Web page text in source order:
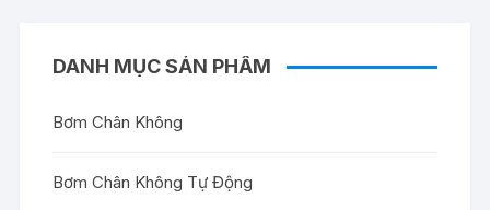
DANH MỤC SẢN PHẨM
Bơm Chân Không
Bơm Chân Không Tự Động